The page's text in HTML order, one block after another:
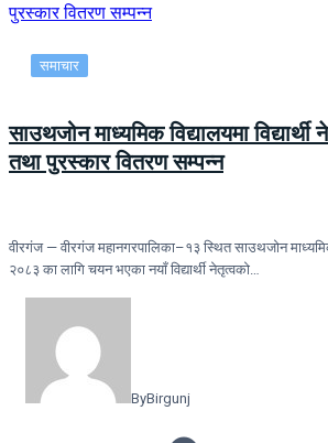
समाचार
साउथजोन माध्यमिक विद्यालयमा
तथा पुरस्कार वितरण सम्पन्न
वीरगंज — वीरगंज महानगरपालिका–१३ स्थित साउथजोन
२०८३ का लागि चयन भएका नयाँ विद्यार्थी नेतृत्वको…
ByBirgunj